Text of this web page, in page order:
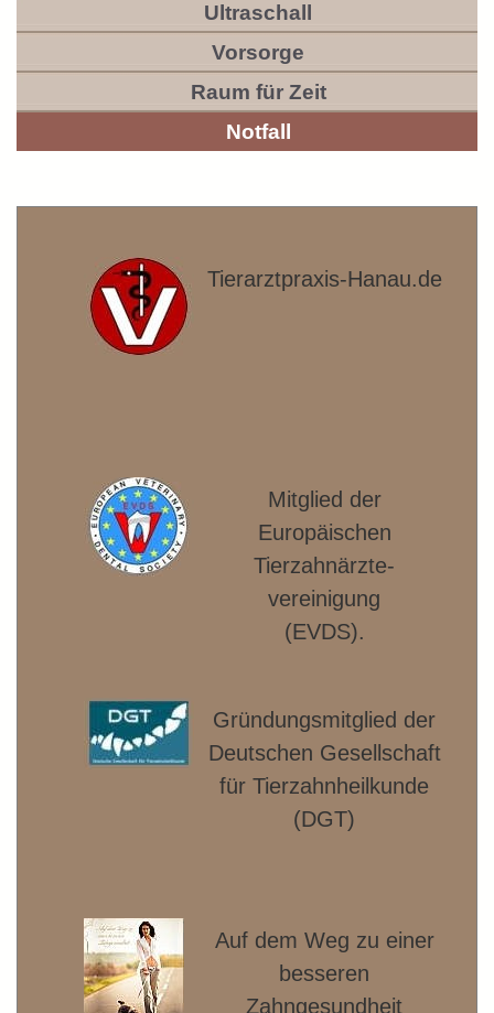
Ultraschall
Vorsorge
Raum für Zeit
Notfall
Tierarztpraxis-Hanau.de
Mitglied der
Europäischen
Tierzahnärzte­
vereinigung
(EVDS).
Gründungsmitglied der
Deut­schen Gesellschaft
für Tierzahnheilkunde
(DGT)
Auf dem Weg zu einer
besseren
Zahngesundheit